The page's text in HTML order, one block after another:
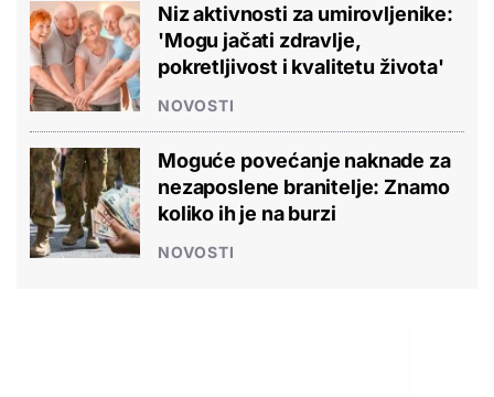
Niz aktivnosti za umirovljenike:
'Mogu jačati zdravlje,
pokretljivost i kvalitetu života'
NOVOSTI
Moguće povećanje naknade za
nezaposlene branitelje: Znamo
koliko ih je na burzi
NOVOSTI